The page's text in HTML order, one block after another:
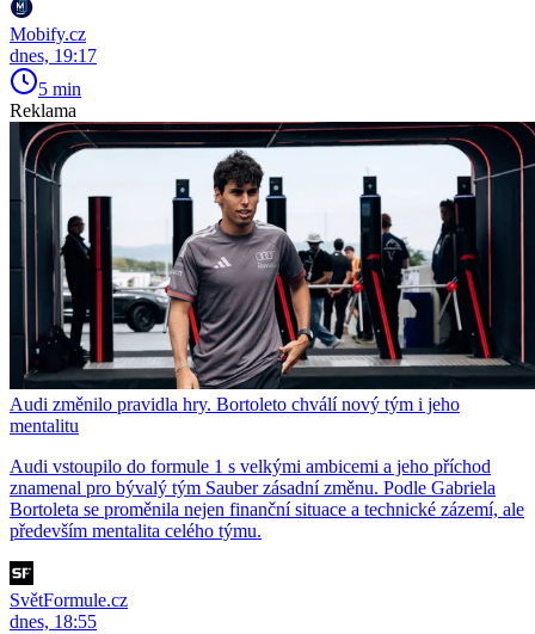
Mobify.cz
dnes, 19:17
5 min
Reklama
Audi změnilo pravidla hry. Bortoleto chválí nový tým i jeho
mentalitu
Audi vstoupilo do formule 1 s velkými ambicemi a jeho příchod
znamenal pro bývalý tým Sauber zásadní změnu. Podle Gabriela
Bortoleta se proměnila nejen finanční situace a technické zázemí, ale
především mentalita celého týmu.
SvětFormule.cz
dnes, 18:55